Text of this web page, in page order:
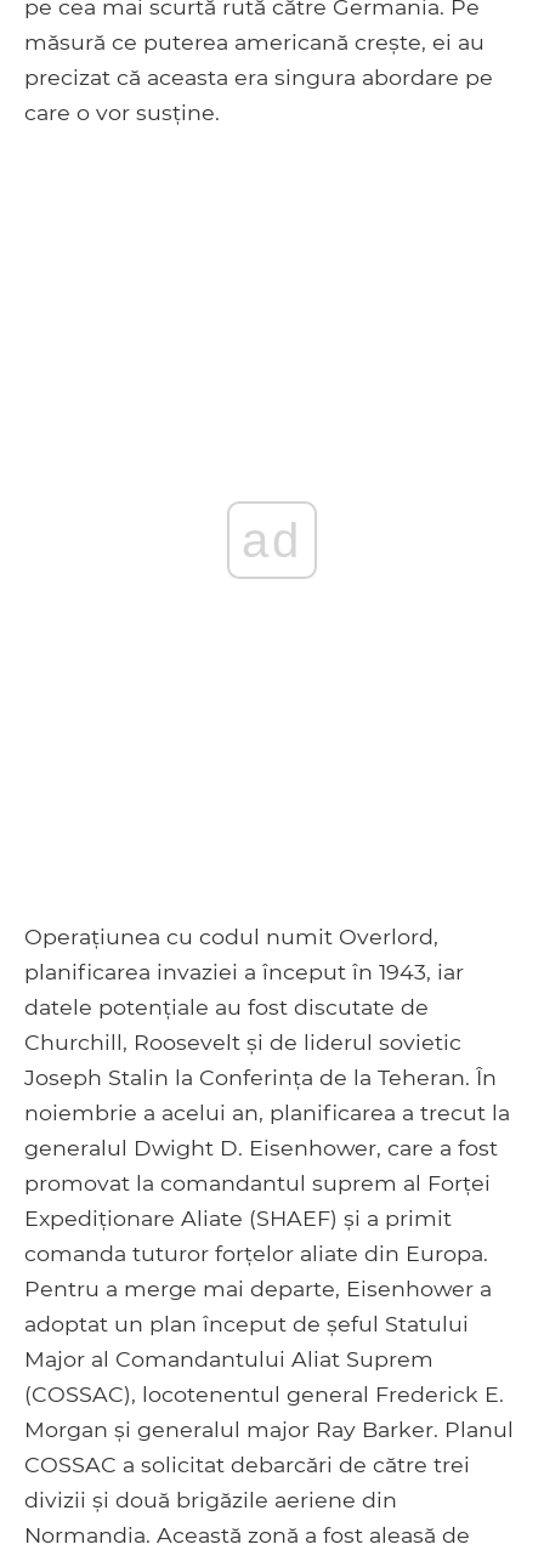
pe cea mai scurtă rută către Germania. Pe
măsură ce puterea americană crește, ei au
precizat că aceasta era singura abordare pe
care o vor susține.
ad
Operațiunea cu codul numit Overlord,
planificarea invaziei a început în 1943, iar
datele potențiale au fost discutate de
Churchill, Roosevelt și de liderul sovietic
Joseph Stalin la Conferința de la Teheran. În
noiembrie a acelui an, planificarea a trecut la
generalul Dwight D. Eisenhower, care a fost
promovat la comandantul suprem al Forței
Expediționare Aliate (SHAEF) și a primit
comanda tuturor forțelor aliate din Europa.
Pentru a merge mai departe, Eisenhower a
adoptat un plan început de șeful Statului
Major al Comandantului Aliat Suprem
(COSSAC), locotenentul general Frederick E.
Morgan și generalul major Ray Barker. Planul
COSSAC a solicitat debarcări de către trei
divizii și două brigăzile aeriene din
Normandia. Această zonă a fost aleasă de